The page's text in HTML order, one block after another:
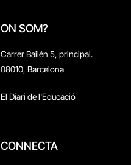
ON SOM?
Carrer Bailén 5, principal.
08010, Barcelona
El Diari de l'Educació
CONNECTA